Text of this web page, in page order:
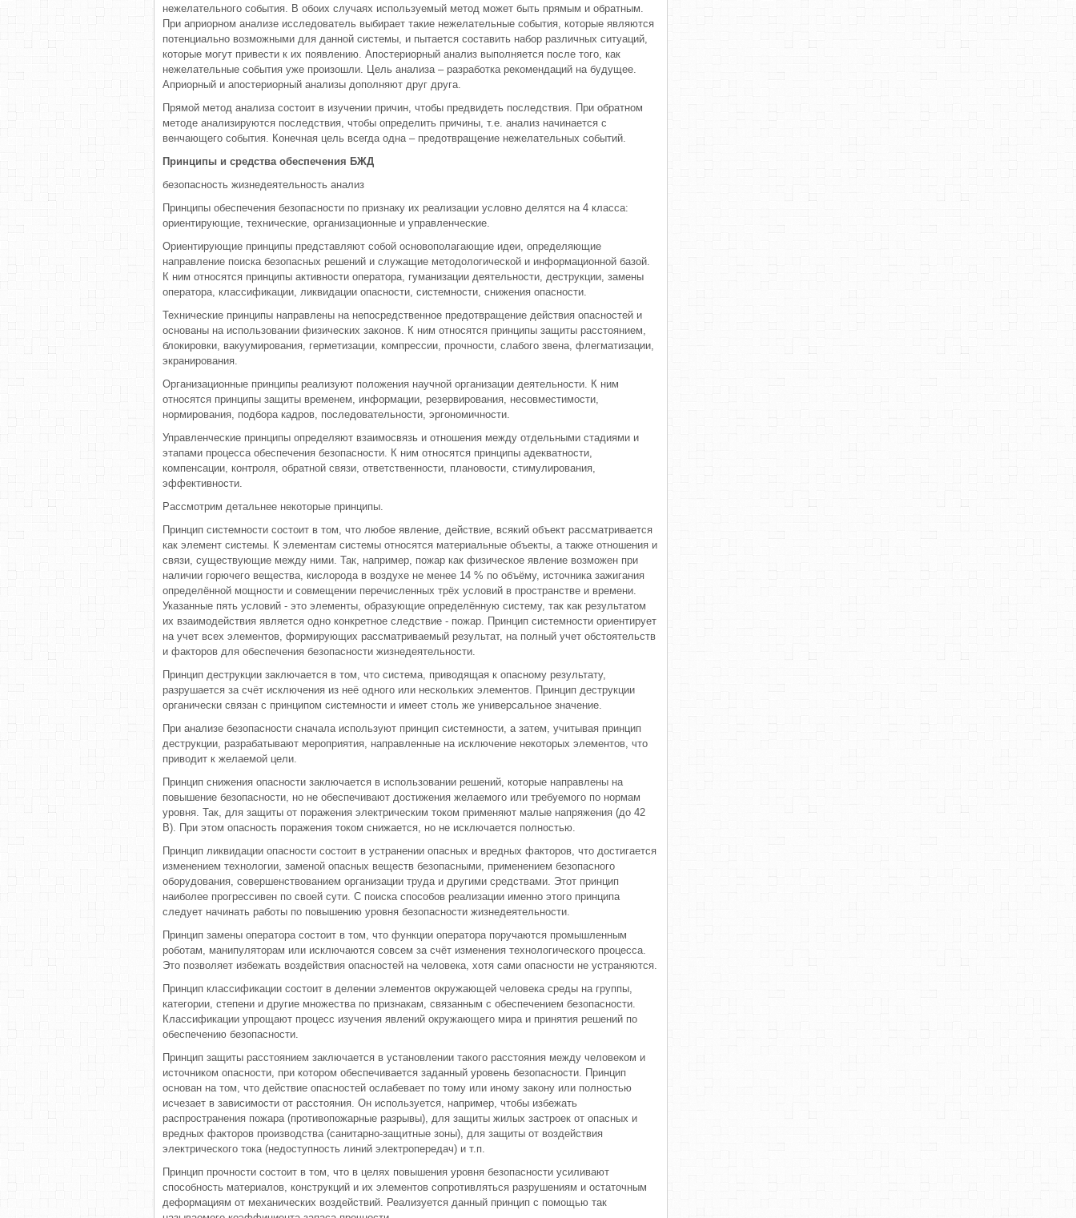
нежелательного события. В обоих случаях используемый метод может быть прямым и обратным.
При априорном анализе исследователь выбирает такие нежелательные события, которые являются
потенциально возможными для данной системы, и пытается составить набор различных ситуаций,
которые могут привести к их появлению. Апостериорный анализ выполняется после того, как
нежелательные события уже произошли. Цель анализа – разработка рекомендаций на будущее.
Априорный и апостериорный анализы дополняют друг друга.
Прямой метод анализа состоит в изучении причин, чтобы предвидеть последствия. При обратном
методе анализируются последствия, чтобы определить причины, т.е. анализ начинается с
венчающего события. Конечная цель всегда одна – предотвращение нежелательных событий.
Принципы и средства обеспечения БЖД
безопасность жизнедеятельность анализ
Принципы обеспечения безопасности по признаку их реализации условно делятся на 4 класса:
ориентирующие, технические, организационные и управленческие.
Ориентирующие принципы представляют собой основополагающие идеи, определяющие
направление поиска безопасных решений и служащие методологической и информационной базой.
К ним относятся принципы активности оператора, гуманизации деятельности, деструкции, замены
оператора, классификации, ликвидации опасности, системности, снижения опасности.
Технические принципы направлены на непосредственное предотвращение действия опасностей и
основаны на использовании физических законов. К ним относятся принципы защиты расстоянием,
блокировки, вакуумирования, герметизации, компрессии, прочности, слабого звена, флегматизации,
экранирования.
Организационные принципы реализуют положения научной организации деятельности. К ним
относятся принципы защиты временем, информации, резервирования, несовместимости,
нормирования, подбора кадров, последовательности, эргономичности.
Управленческие принципы определяют взаимосвязь и отношения между отдельными стадиями и
этапами процесса обеспечения безопасности. К ним относятся принципы адекватности,
компенсации, контроля, обратной связи, ответственности, плановости, стимулирования,
эффективности.
Рассмотрим детальнее некоторые принципы.
Принцип системности состоит в том, что любое явление, действие, всякий объект рассматривается
как элемент системы. К элементам системы относятся материальные объекты, а также отношения и
связи, существующие между ними. Так, например, пожар как физическое явление возможен при
наличии горючего вещества, кислорода в воздухе не менее 14 % по объёму, источника зажигания
определённой мощности и совмещении перечисленных трёх условий в пространстве и времени.
Указанные пять условий - это элементы, образующие определённую систему, так как результатом
их взаимодействия является одно конкретное следствие - пожар. Принцип системности ориентирует
на учет всех элементов, формирующих рассматриваемый результат, на полный учет обстоятельств
и факторов для обеспечения безопасности жизнедеятельности.
Принцип деструкции заключается в том, что система, приводящая к опасному результату,
разрушается за счёт исключения из неё одного или нескольких элементов. Принцип деструкции
органически связан с принципом системности и имеет столь же универсальное значение.
При анализе безопасности сначала используют принцип системности, а затем, учитывая принцип
деструкции, разрабатывают мероприятия, направленные на исключение некоторых элементов, что
приводит к желаемой цели.
Принцип снижения опасности заключается в использовании решений, которые направлены на
повышение безопасности, но не обеспечивают достижения желаемого или требуемого по нормам
уровня. Так, для защиты от поражения электрическим током применяют малые напряжения (до 42
В). При этом опасность поражения током снижается, но не исключается полностью.
Принцип ликвидации опасности состоит в устранении опасных и вредных факторов, что достигается
изменением технологии, заменой опасных веществ безопасными, применением безопасного
оборудования, совершенствованием организации труда и другими средствами. Этот принцип
наиболее прогрессивен по своей сути. С поиска способов реализации именно этого принципа
следует начинать работы по повышению уровня безопасности жизнедеятельности.
Принцип замены оператора состоит в том, что функции оператора поручаются промышленным
роботам, манипуляторам или исключаются совсем за счёт изменения технологического процесса.
Это позволяет избежать воздействия опасностей на человека, хотя сами опасности не устраняются.
Принцип классификации состоит в делении элементов окружающей человека среды на группы,
категории, степени и другие множества по признакам, связанным с обеспечением безопасности.
Классификации упрощают процесс изучения явлений окружающего мира и принятия решений по
обеспечению безопасности.
Принцип защиты расстоянием заключается в установлении такого расстояния между человеком и
источником опасности, при котором обеспечивается заданный уровень безопасности. Принцип
основан на том, что действие опасностей ослабевает по тому или иному закону или полностью
исчезает в зависимости от расстояния. Он используется, например, чтобы избежать
распространения пожара (противопожарные разрывы), для защиты жилых застроек от опасных и
вредных факторов производства (санитарно-защитные зоны), для защиты от воздействия
электрического тока (недоступность линий электропередач) и т.п.
Принцип прочности состоит в том, что в целях повышения уровня безопасности усиливают
способность материалов, конструкций и их элементов сопротивляться разрушениям и остаточным
деформациям от механических воздействий. Реализуется данный принцип с помощью так